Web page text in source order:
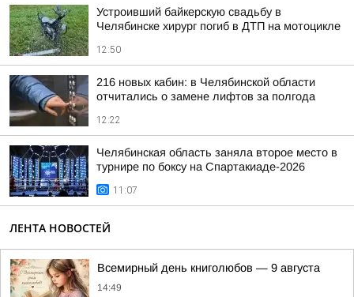
Устроивший байкерскую свадьбу в
Челябинске хирург погиб в ДТП на мотоцикле
12:50
216 новых кабин: в Челябинской области
отчитались о замене лифтов за полгода
12:22
Челябинская область заняла второе место в
турнире по боксу на Спартакиаде-2026
11:07
ЛЕНТА НОВОСТЕЙ
Всемирный день книголюбов — 9 августа
14:49